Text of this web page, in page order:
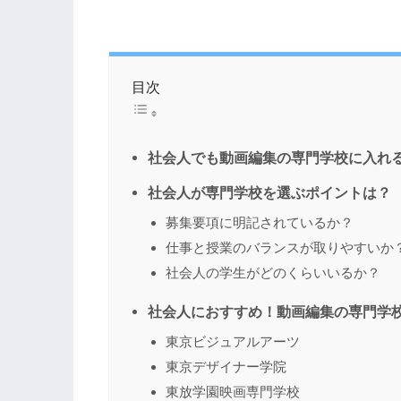
目次
社会人でも動画編集の専門学校に入れ
社会人が専門学校を選ぶポイントは？
募集要項に明記されているか？
仕事と授業のバランスが取りやすいか
社会人の学生がどのくらいいるか？
社会人におすすめ！動画編集の専門学
東京ビジュアルアーツ
東京デザイナー学院
東放学園映画専門学校